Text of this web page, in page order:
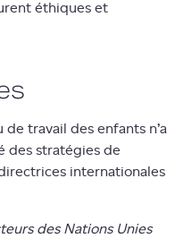
éthiques et
travail des enfants n’a
des stratégies de
internationales
des Nations Unies